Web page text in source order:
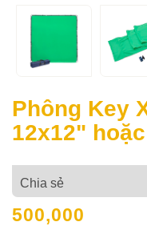
Phông Key
12x12"
Chia sẻ
500,000